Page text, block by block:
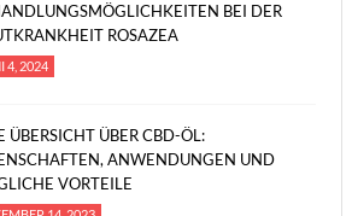
BEI DER
ROSAZEA
4, 2024
ÜBERSICHT ÜBER CBD-ÖL:
ANWENDUNGEN UND
VORTEILE